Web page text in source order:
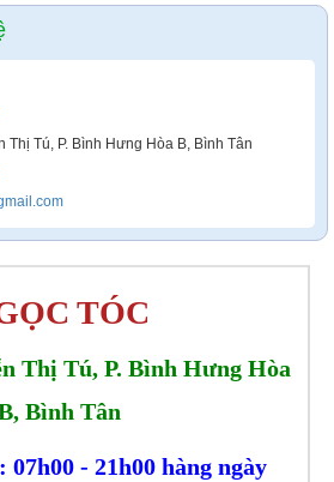
Thị Tú, P. Bình Hưng Hòa B, Bình Tân
TÓC
Thị Tú, P. Bình Hưng Hòa
Bình Tân
- 21h00 hàng ngày